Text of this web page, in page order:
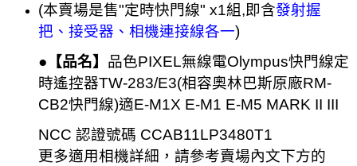
(本賣場是售"定時快門線" x1組,即含發射握
把、接受器、相機連接線各一)
●【品名】 品色PIXEL無線電Olympus快門線定
時遙控器TW-283/E3(相容奧林巴斯原廠RM-
CB2快門線)適E-M1X E-M1 E-M5 MARK II III
NCC 認證號碼 CCAB11LP3480T1
更多適用相機詳細，請參考賣場內文下方的